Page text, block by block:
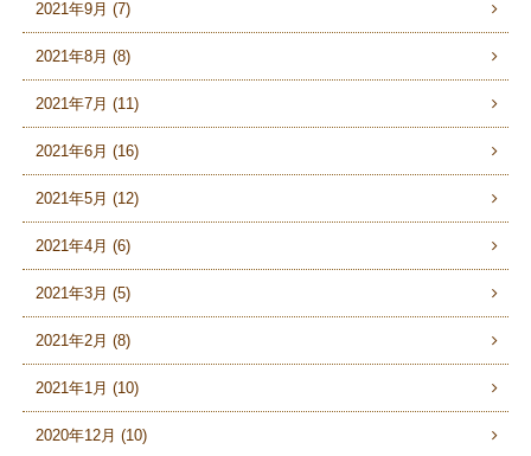
2021年9月 (7)
2021年8月 (8)
2021年7月 (11)
2021年6月 (16)
2021年5月 (12)
2021年4月 (6)
2021年3月 (5)
2021年2月 (8)
2021年1月 (10)
2020年12月 (10)